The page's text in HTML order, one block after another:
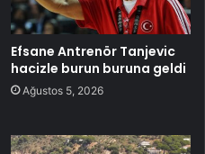
Efsane Antrenör Tanjevic
hacizle burun buruna geldi
Ağustos 5, 2026